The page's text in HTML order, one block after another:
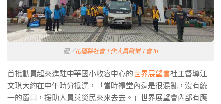
圖／花蓮縣社會工作人員職業工會 fb
首批動員起來進駐中華國小收容中心的世界展望會社工督導江
文琪大約在中午時分抵達，「當時禮堂內還是很混亂，沒有統
一的窗口，援助人員與災民來來去去。」世界展望會內部有應